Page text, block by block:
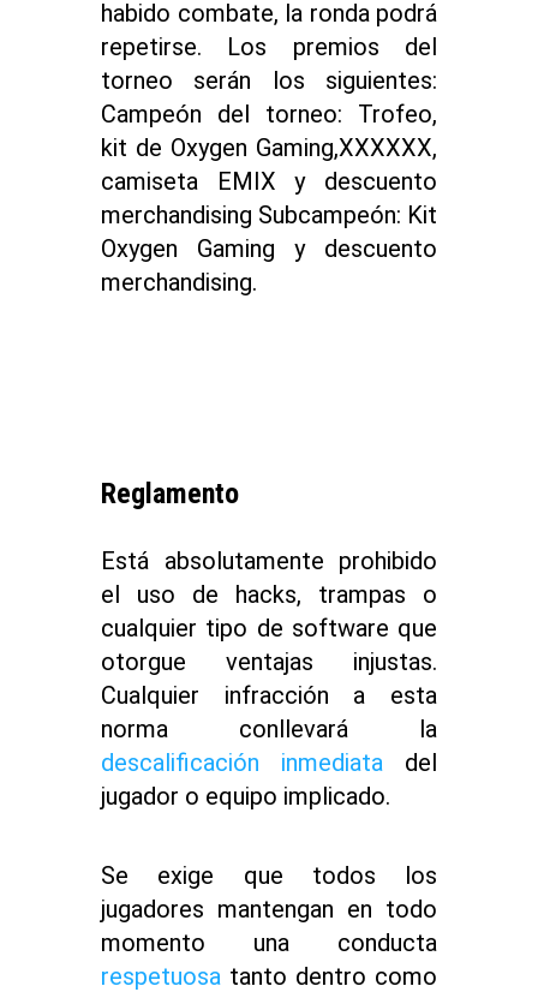
habido combate, la ronda podrá
repetirse. Los premios del
torneo serán los siguientes:
Campeón del torneo: Trofeo,
kit de Oxygen Gaming,XXXXXX,
camiseta EMIX y descuento
merchandising Subcampeón: Kit
Oxygen Gaming y descuento
merchandising.
Reglamento
Está absolutamente prohibido
el uso de hacks, trampas o
cualquier tipo de software que
otorgue ventajas injustas.
Cualquier infracción a esta
norma conllevará la
descalificación inmediata del
jugador o equipo implicado.
Se exige que todos los
jugadores mantengan en todo
momento una conducta
respetuosa tanto dentro como